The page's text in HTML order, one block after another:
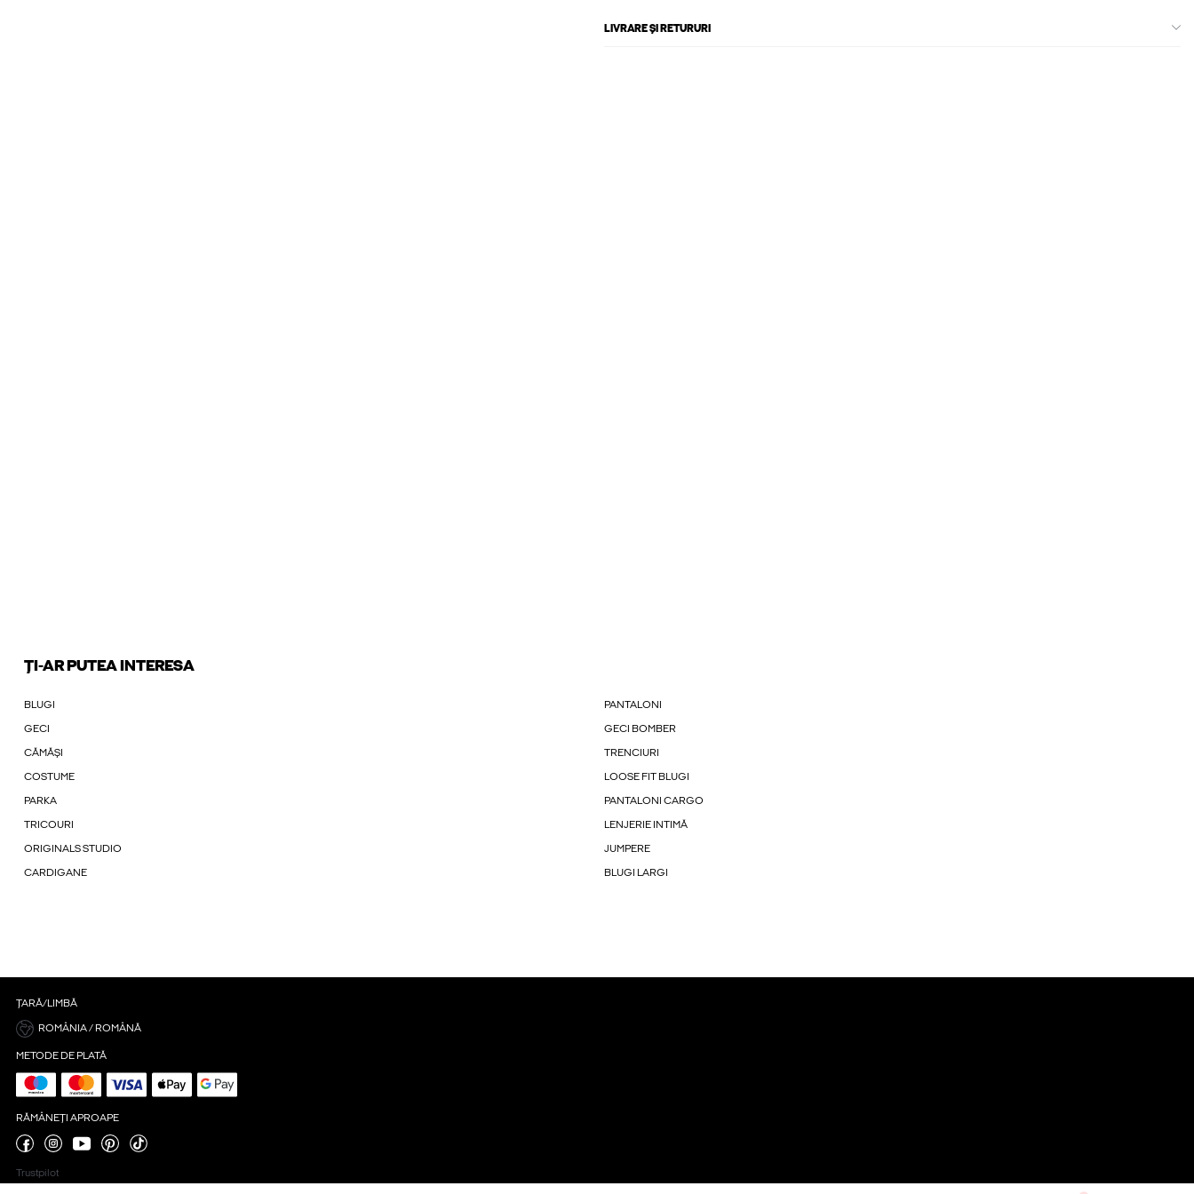
LIVRARE ȘI RETURURI
ȚI-AR PUTEA INTERESA
BLUGI PANTALONI
GECI GECI BOMBER
CĂMĂȘI TRENCIURI
COSTUME LOOSE FIT BLUGI
PARKA PANTALONI CARGO
TRICOURI LENJERIE INTIMĂ
ORIGINALS STUDIO JUMPERE
CARDIGANE BLUGI LARGI
ȚARĂ/LIMBĂ
ROMÂNIA / ROMÂNĂ
METODE DE PLATĂ
RĂMÂNEȚI APROAPE
Trustpilot